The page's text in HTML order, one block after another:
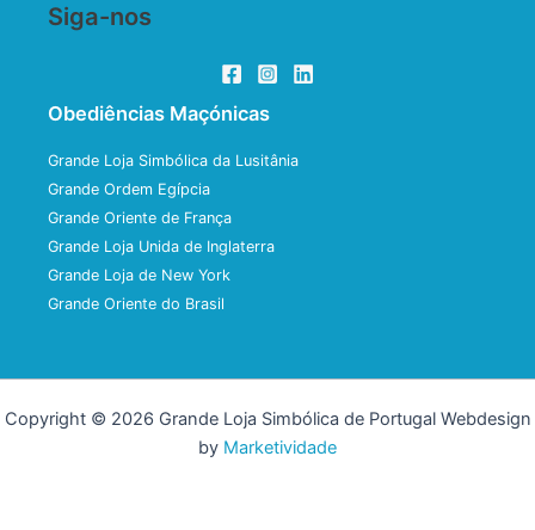
Siga-nos
Obediências Maçónicas
Grande Loja Simbólica da Lusitânia
Grande Ordem Egípcia
Grande Oriente de França
Grande Loja Unida de Inglaterra
Grande Loja de New York
Grande Oriente do Brasil
Copyright © 2026 Grande Loja Simbólica de Portugal Webdesign
by Marketividade